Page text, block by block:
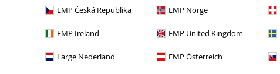
EMP Česká Republika EMP Norge
EMP Ireland EMP United Kingdom
Large Nederland EMP Österreich